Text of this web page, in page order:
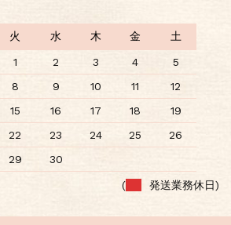
火 水 木 金 土
1 2 3 4
5
8 9 10 11
12
15 16 17 18
19
22 23 24 25
26
29 30
( 発送業務休日)